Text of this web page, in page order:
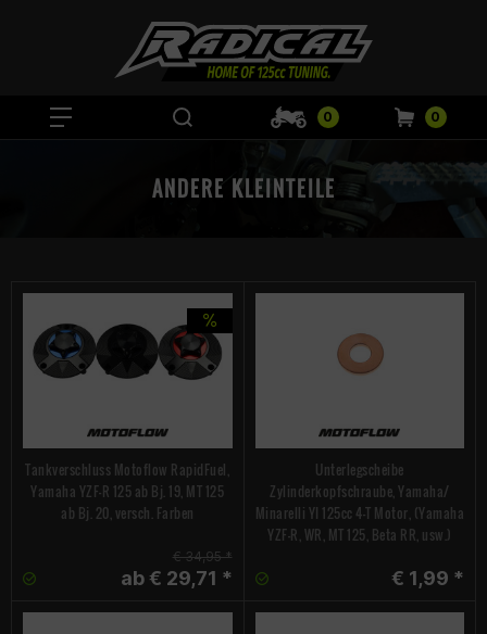
0 0
ANDERE KLEINTEILE
Tankverschluss Motoflow RapidFuel,
Yamaha YZF-R 125 ab Bj. 19, MT 125
ab Bj. 20, versch. Farben
€ 34,95 *
ab € 29,71 *
Unterlegscheibe
Zylinderkopfschraube, Yamaha/
Minarelli YI 125cc 4-T Motor, (Yamaha
YZF-R, WR, MT 125, Beta RR, usw.)
€ 1,99 *